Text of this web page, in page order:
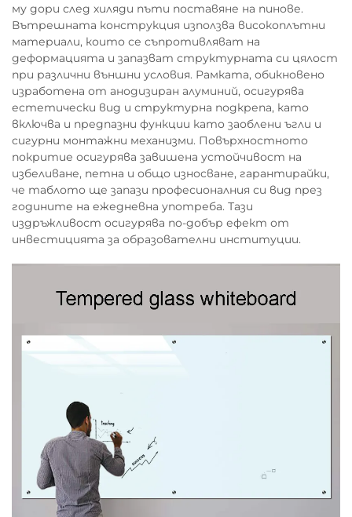
му дори след хиляди пъти поставяне на пинове.
Вътрешната конструкция използва високоплътни
материали, които се съпротивляват на
деформацията и запазват структурната си цялост
при различни външни условия. Рамката, обикновено
изработена от анодизиран алуминий, осигурява
естетически вид и структурна подкрепа, като
включва и предпазни функции като заоблени ъгли и
сигурни монтажни механизми. Повърхностното
покритие осигурява завишенa устойчивост на
избеливане, петна и общо износване, гарантирайки,
че таблото ще запази професионалния си вид през
годините на ежедневна употреба. Тази
издръжливост осигурява по-добър ефект от
инвестицията за образователни институции.